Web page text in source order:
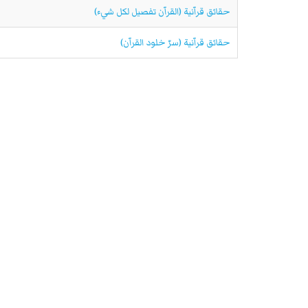
حقائق قرآنية (القرآن تفصيل لكل شيء)
حقائق قرآنية (سرّ خلود القرآن)